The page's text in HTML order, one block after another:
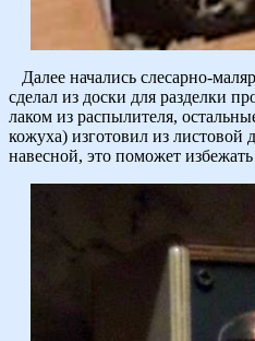
Далее начались слесарно-
сделал из доски для разделки
лаком из распылителя,
кожуха) изготовил из
навесной, это поможет